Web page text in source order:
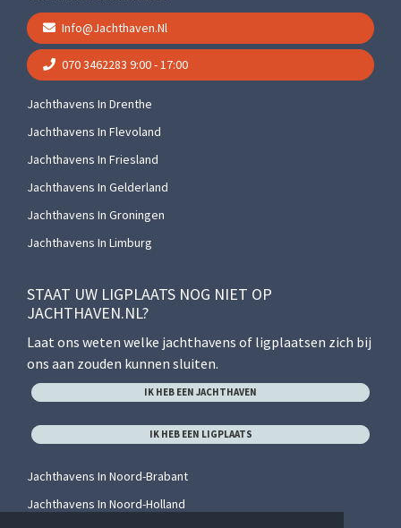
Info@jachthaven.nl
070 3462283 9:00 - 17:00
Jachthavens In Drenthe
Jachthavens In Flevoland
Jachthavens In Friesland
Jachthavens In Gelderland
Jachthavens In Groningen
Jachthavens In Limburg
STAAT UW LIGPLAATS NOG NIET OP
JACHTHAVEN.NL?
Laat ons weten welke jachthavens of ligplaatsen zich bij
ons aan zouden kunnen sluiten.
IK HEB EEN JACHTHAVEN
IK HEB EEN LIGPLAATS
Jachthavens In Noord-Brabant
Jachthavens In Noord-Holland